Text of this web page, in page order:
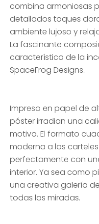
combina armoniosas
detallados toques
ambiente lujoso y
La fascinante
característica de la
SpaceFrog Designs.
Impreso en papel de
póster irradian una
motivo. El formato
moderna a los
perfectamente con
interior. Ya sea como
una creativa galería
todas las miradas.